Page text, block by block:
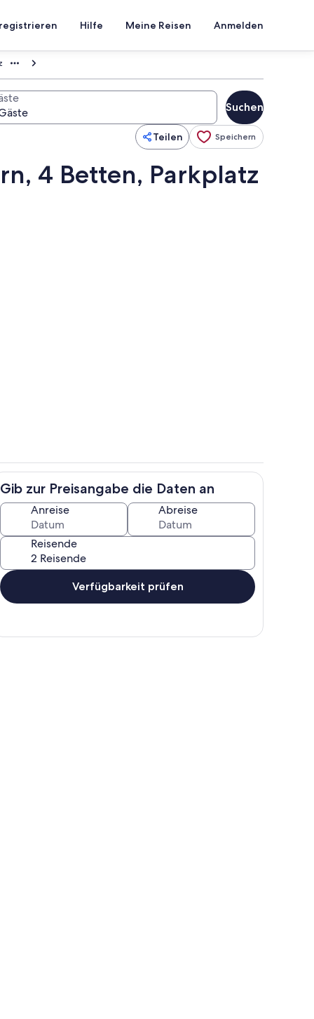
Hilfe Meine Reisen Anmelden
Suchen
Teilen Speichern
4 Betten, Parkplatz
Wohnbereich
Gib zur Preisangabe die Daten an
Anreise Abreise
Reisende
Verfügbarkeit prüfen